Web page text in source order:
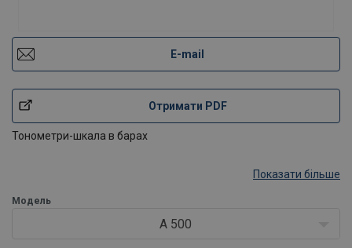
E-mail
Отримати PDF
Тонометри-шкала в барах
Показати більше
Модель
A 500